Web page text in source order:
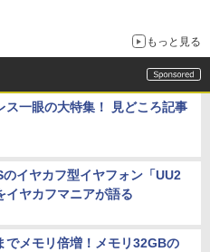
もっと見る
ス一眼の大特集！ 見どころ記事
のイヤカフ型イヤフォン「UU2
イヤカフマニアが語る
でメモリ倍増！メモリ32GBの